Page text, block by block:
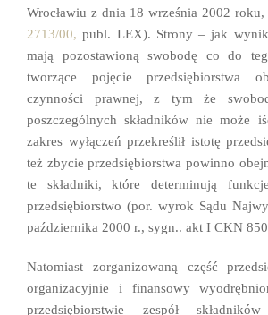
Wrocławiu z dnia 18 września 2002
2713/00, publ. LEX). Strony – jak
mają pozostawioną swobodę co do
tworzące pojęcie przedsiębiorstwa
czynności prawnej, z tym że
poszczególnych składników nie może
zakres wyłączeń przekreślił istotę
też zbycie przedsiębiorstwa powinno
te składniki, które determinują
przedsiębiorstwo (por. wyrok Sądu
października 2000 r., sygn.. akt I CKN
Natomiast zorganizowaną część
organizacyjnie i finansowy
przedsiębiorstwie zespół